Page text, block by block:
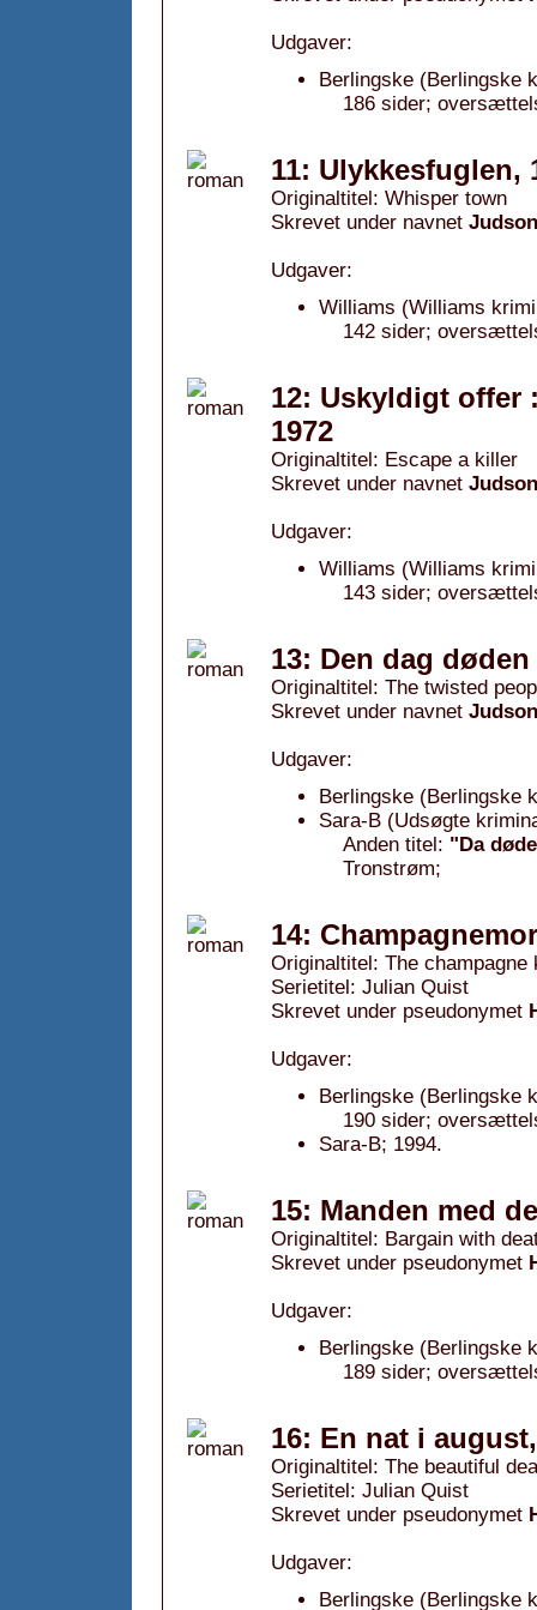
Udgaver:
Berlingske (Berlingske
186 sider;
11: Ulykkesfuglen,
Originaltitel: Whisper town
Skrevet under navnet
Udgaver:
Williams (Williams
142 sider;
12: Uskyldigt offer
1972
Originaltitel: Escape a killer
Skrevet under navnet
Udgaver:
Williams (Williams
143 sider;
13: Den dag døden
Originaltitel: The twisted
Skrevet under navnet
Udgaver:
Berlingske (Berlingske
Sara-B (Udsøgte
Anden titel: "Da
Tronstrøm;
14:
Originaltitel: The champagne
Serietitel: Julian Quist
Skrevet under pseudonymet
Udgaver:
Berlingske (Berlingske
190 sider;
Sara-B; 1994.
15: Manden med
Originaltitel: Bargain with
Skrevet under pseudonymet
Udgaver:
Berlingske (Berlingske
189 sider;
16: En nat i
Originaltitel: The beautiful
Serietitel: Julian Quist
Skrevet under pseudonymet
Udgaver:
Berlingske (Berlingske